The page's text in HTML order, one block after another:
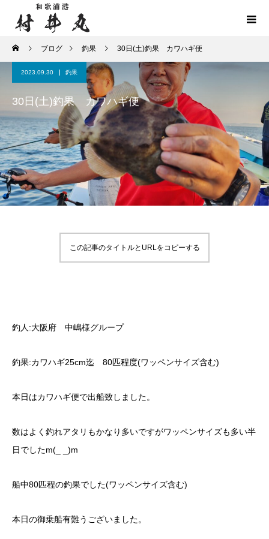
ブログ 釣果 30日(土)釣果 カワハギ便
2023.09.30 釣果
30日(土)釣果 カワハギ便
この記事のタイトルとURLをコピーする
釣人:大阪府 中嶋様グループ
釣果:カワハギ25cm迄 80匹程度(ワッペンサイズ含む)
本日はカワハギ便で出船致しました。
数はよく釣れアタリもかなり多いですがワッペンサイズも多い半
日でしたm(_ _)m
船中80匹程の釣果でした(ワッペンサイズ含む)
本日の御乗船有難うございました。